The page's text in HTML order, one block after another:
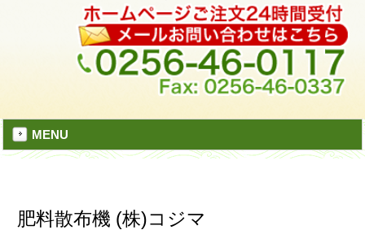
MENU
肥料散布機 (株)コジマ